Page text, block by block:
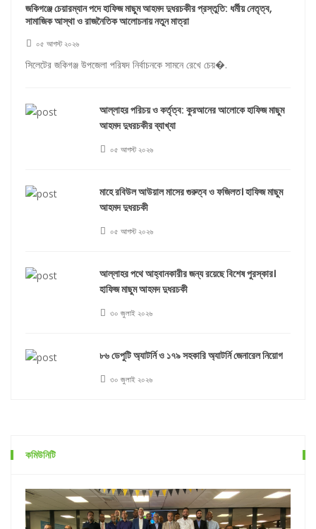
জকিগঞ্জে চেয়ারম্যান পদে হাফিজ মাছুম আহমদ দুধরচকীর প্রস্তুতি: ধর্মীয় নেতৃত্ব,
সামাজিক আস্থা ও রাজনৈতিক আলোচনায় নতুন মাত্রা
০৫ আগস্ট ২০২৬
সিলেটের জকিগঞ্জ উপজেলা পরিষদ নির্বাচনকে সামনে রেখে চেয়�.
আল্লাহর পরিচয় ও কর্তৃত্ব: কুরআনের আলোকে হাফিজ মাছুম
আহমদ দুধরচকীর ব্যাখ্যা
০৫ আগস্ট ২০২৬
মাহে রবিউল আউয়াল মাসের গুরুত্ব ও ফজিলত। হাফিজ মাছুম
আহমদ দুধরচকী
০৫ আগস্ট ২০২৬
আল্লাহর পথে আহ্বানকারীর জন্য রয়েছে বিশেষ পুরস্কার।
হাফিজ মাছুম আহমদ দুধরচকী
৩০ জুলাই ২০২৬
৮৬ ডেপুটি অ্যাটর্নি ও ১৭৯ সহকারি অ্যাটর্নি জেনারেল নিয়োগ
৩০ জুলাই ২০২৬
কমিউনিটি